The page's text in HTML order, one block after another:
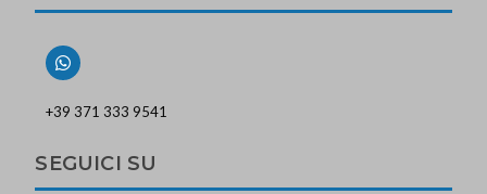
+39 371 333 9541
SEGUICI SU